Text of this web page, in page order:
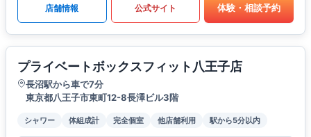
店舗情報 公式サイト 体験・相談予約
プライベートボックスフィット八王子店
長沼駅から車で7分
東京都八王子市東町12-8長澤ビル3階
シャワー 体組成計 完全個室 他店舗利用 駅から5分以内